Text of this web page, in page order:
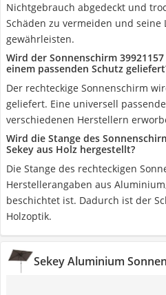
Nichtgebrauch abgedeckt und
Schäden zu vermeiden und seine
gewährleisten.
Wird der Sonnenschirm
einem passenden Schutz
Der rechteckige Sonnenschirm
geliefert. Eine universell
verschiedenen Herstellern
Wird die Stange des
Sekey aus Holz hergestellt?
Die Stange des rechteckigen
Herstellerangaben aus
beschichtet ist. Dadurch ist der
Holzoptik.
Sekey Aluminium